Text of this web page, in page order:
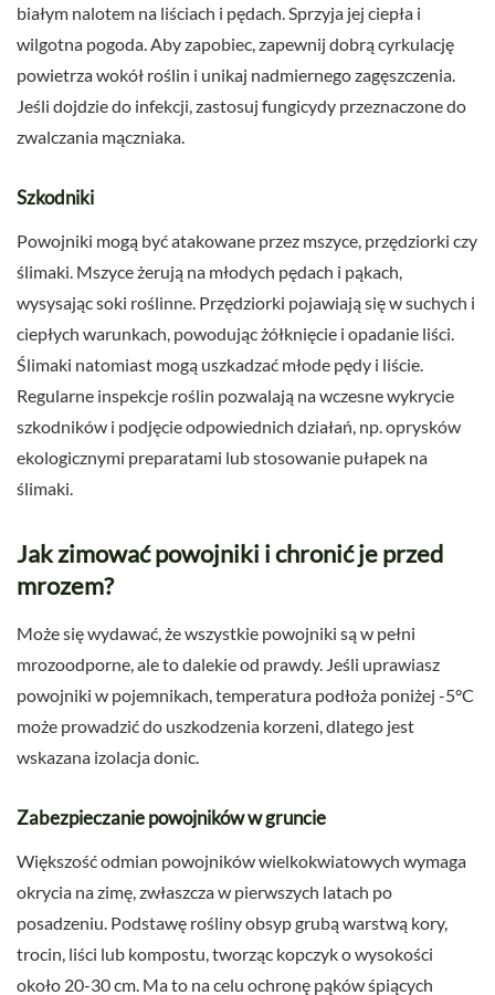
białym nalotem na liściach i pędach. Sprzyja jej ciepła i
wilgotna pogoda. Aby zapobiec, zapewnij dobrą cyrkulację
powietrza wokół roślin i unikaj nadmiernego zagęszczenia.
Jeśli dojdzie do infekcji, zastosuj fungicydy przeznaczone do
zwalczania mączniaka.
Szkodniki
Powojniki mogą być atakowane przez mszyce, przędziorki czy
ślimaki. Mszyce żerują na młodych pędach i pąkach,
wysysając soki roślinne. Przędziorki pojawiają się w suchych i
ciepłych warunkach, powodując żółknięcie i opadanie liści.
Ślimaki natomiast mogą uszkadzać młode pędy i liście.
Regularne inspekcje roślin pozwalają na wczesne wykrycie
szkodników i podjęcie odpowiednich działań, np. oprysków
ekologicznymi preparatami lub stosowanie pułapek na
ślimaki.
Jak zimować powojniki i chronić je przed
mrozem?
Może się wydawać, że wszystkie powojniki są w pełni
mrozoodporne, ale to dalekie od prawdy. Jeśli uprawiasz
powojniki w pojemnikach, temperatura podłoża poniżej -5°C
może prowadzić do uszkodzenia korzeni, dlatego jest
wskazana izolacja donic.
Zabezpieczanie powojników w gruncie
Większość odmian powojników wielkokwiatowych wymaga
okrycia na zimę, zwłaszcza w pierwszych latach po
posadzeniu. Podstawę rośliny obsyp grubą warstwą kory,
trocin, liści lub kompostu, tworząc kopczyk o wysokości
około 20-30 cm. Ma to na celu ochronę pąków śpiących